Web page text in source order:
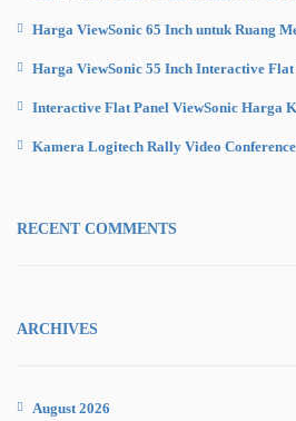
Harga ViewSonic 65 Inch untuk Ruang
Harga ViewSonic 55 Inch Interactive
Interactive Flat Panel ViewSonic Harga
Kamera Logitech Rally Video
RECENT COMMENTS
ARCHIVES
August 2026